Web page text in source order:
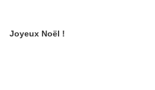
Joyeux Noël !